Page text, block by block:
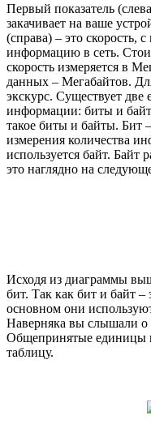
Первый показатель
закачивает на ваше
(справа) – это скорость,
информацию в сеть.
скорость измеряется в
данных – Мегабайтов.
экскурс. Существует две
информации: биты и
такое биты и байты. Бит
измерения количества
используется байт. Байт
это наглядно на
Исходя из диаграммы
бит. Так как бит и байт
основном они
Наверняка вы слышали
Общепринятые единицы
таблицу.